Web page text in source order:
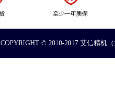
COPYRIGHT © 2010-2017 艾信精机